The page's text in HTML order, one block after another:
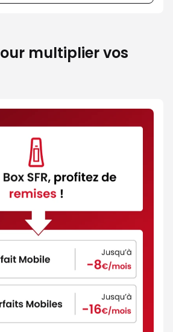
multiplier vos